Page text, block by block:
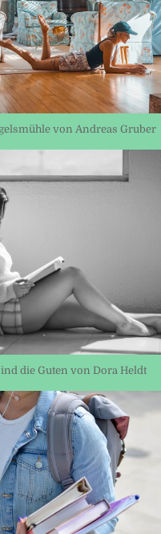
von Andreas Gruber
die Guten von Dora Heldt